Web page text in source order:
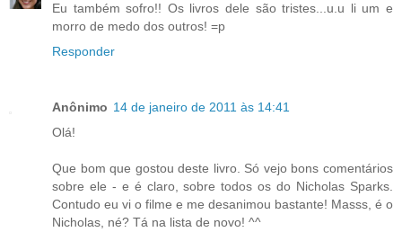
Eu também sofro!! Os livros dele são tristes...u.u li um e
morro de medo dos outros! =p
Responder
Anônimo 14 de janeiro de 2011 às 14:41
Olá!
Que bom que gostou deste livro. Só vejo bons comentários
sobre ele - e é claro, sobre todos os do Nicholas Sparks.
Contudo eu vi o filme e me desanimou bastante! Masss, é o
Nicholas, né? Tá na lista de novo! ^^